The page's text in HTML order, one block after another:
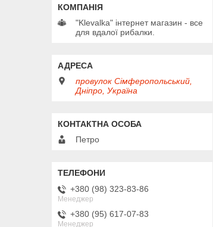
"Klevalka" інтернет магазин - все
для вдалої рибалки.
провулок Сімферопольський,
Дніпро, Україна
Петро
+380 (98) 323-83-86
Менеджер
+380 (95) 617-07-83
Менеджер